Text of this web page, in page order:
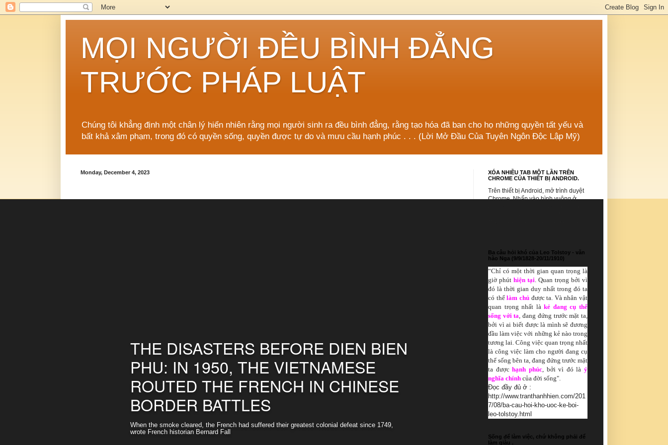
MỌI NGƯỜI ĐỀU BÌNH ĐẲNG
TRƯỚC PHÁP LUẬT
Chúng tôi khẳng định một chân lý hiển nhiên rằng mọi người sinh ra đều bình đẳng, rằng tạo hóa đã ban cho họ những quyền tất yếu và
bất khả xâm phạm, trong đó có quyền sống, quyền được tự do và mưu cầu hạnh phúc . . . (Lời Mở Đầu Của Tuyên Ngôn Độc Lập Mỹ)
Monday, December 4, 2023
THE DISASTERS BEFORE DIEN BIEN
PHU: IN 1950, THE VIETNAMESE
ROUTED THE FRENCH IN CHINESE
BORDER BATTLES
When the smoke cleared, the French had suffered their greatest colonial defeat since 1749,
wrote French historian Bernard Fall
XÓA NHIỀU TAB MỘT LẦN TRÊN
CHROME CỦA THIẾT BỊ ANDROID.
Trên thiết bị Android, mở trình duyệt
Chrome. Nhấp vào hình vuông ở
Ba câu hỏi khó của Leo Tolstoy - văn
hào Nga (9/9/1828-20/11/1910)
“Chỉ có một thời gian quan trọng là
giờ phút hiện tại. Quan trọng bởi vì
đó là thời gian duy nhất trong đó ta
có thể làm chủ được ta. Và nhân vật
quan trọng nhất là kẻ đang cụ thể
sống với ta, đang đứng trước mặt ta,
bởi vì ai biết được là mình sẽ đương
đầu làm việc với những kẻ nào trong
tương lai. Công việc quan trọng nhất
là công việc làm cho người đang cụ
thể sống bên ta, đang đứng trước mặt
ta được hạnh phúc, bởi vì đó là ý
nghĩa chính của đời sống".
Đọc đầy đủ ở :
http://www.tranthanhhien.com/201
7/08/ba-cau-hoi-kho-uoc-ke-boi-
leo-tolstoy.html
Sống để làm việc, chứ không phải để
làm giàu .